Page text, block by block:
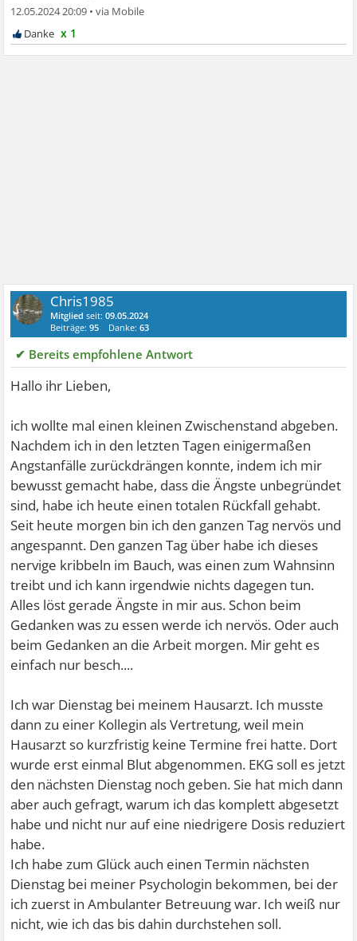
12.05.2024 20:09 •
x 1
Chris1985
Mitglied seit:09.05.2024
Beiträge:95 Danke:63
✔ Bereits empfohlene Antwort
Hallo ihr Lieben,
ich wollte mal einen kleinen Zwischenstand abgeben.
Nachdem ich in den letzten Tagen einigermaßen
Angstanfälle zurückdrängen konnte, indem ich mir
bewusst gemacht habe, dass die Ängste unbegründet
sind, habe ich heute einen totalen Rückfall gehabt.
Seit heute morgen bin ich den ganzen Tag nervös und
angespannt. Den ganzen Tag über habe ich dieses
nervige kribbeln im Bauch, was einen zum Wahnsinn
treibt und ich kann irgendwie nichts dagegen tun.
Alles löst gerade Ängste in mir aus. Schon beim
Gedanken was zu essen werde ich nervös. Oder auch
beim Gedanken an die Arbeit morgen. Mir geht es
einfach nur besch....
Ich war Dienstag bei meinem Hausarzt. Ich musste
dann zu einer Kollegin als Vertretung, weil mein
Hausarzt so kurzfristig keine Termine frei hatte. Dort
wurde erst einmal Blut abgenommen. EKG soll es jetzt
den nächsten Dienstag noch geben. Sie hat mich dann
aber auch gefragt, warum ich das komplett abgesetzt
habe und nicht nur auf eine niedrigere Dosis reduziert
habe.
Ich habe zum Glück auch einen Termin nächsten
Dienstag bei meiner Psychologin bekommen, bei der
ich zuerst in Ambulanter Betreuung war. Ich weiß nur
nicht, wie ich das bis dahin durchstehen soll.